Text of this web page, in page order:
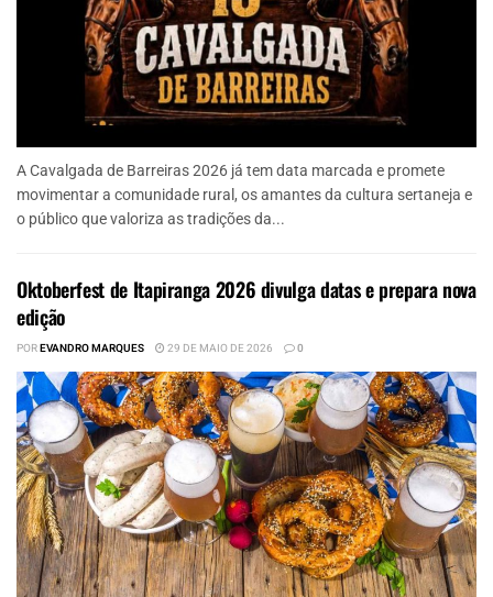
A Cavalgada de Barreiras 2026 já tem data marcada e promete
movimentar a comunidade rural, os amantes da cultura sertaneja e
o público que valoriza as tradições da...
Oktoberfest de Itapiranga 2026 divulga datas e prepara nova
edição
POREVANDRO MARQUES 29 DE MAIO DE 2026 0